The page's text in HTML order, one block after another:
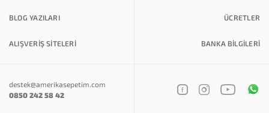
BLOG YAZILARI ÜCRETLER
ALIŞVERİŞ SİTELERİ BANKA BILGILERI
destek@amerikasepetim.com
0850 242 58 42